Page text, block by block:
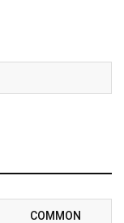
COMMON